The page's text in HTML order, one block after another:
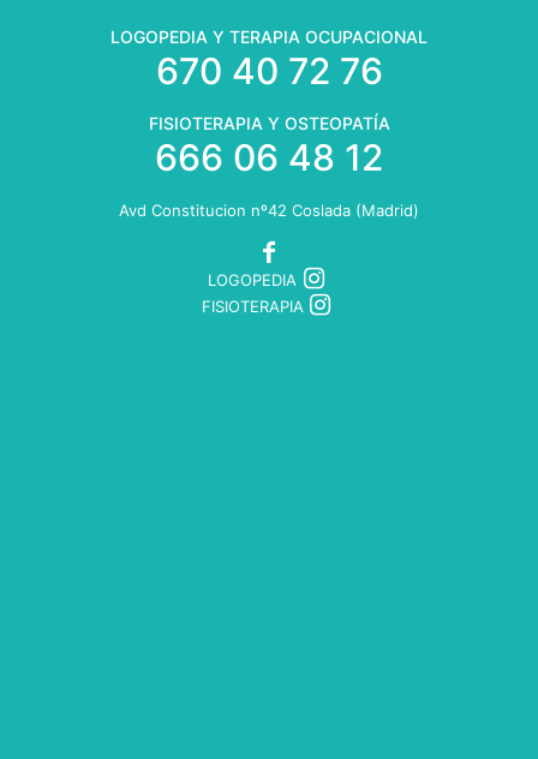
LOGOPEDIA Y TERAPIA OCUPACIONAL
670 40 72 76
FISIOTERAPIA Y OSTEOPATÍA
666 06 48 12
Avd Constitucion nº42 Coslada (Madrid)
LOGOPEDIA
FISIOTERAPIA